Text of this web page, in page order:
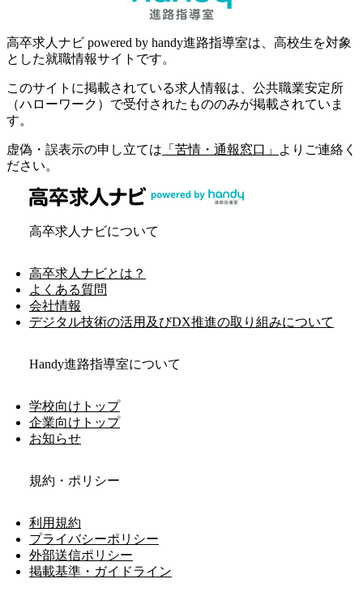
高卒求人ナビ powered by handy進路指導室は、高校生を対象
とした就職情報サイトです。
このサイトに掲載されている求人情報は、公共職業安定所
（ハローワーク）で受付されたもののみが掲載されていま
す。
虚偽・誤表示の申し立ては 「苦情・通報窓口」
よりご連絡く
ださい。
高卒求人ナビについて
高卒求人ナビとは？
よくある質問
会社情報
デジタル技術の活用及びDX推進の取り組みについて
Handy進路指導室について
学校向けトップ
企業向けトップ
お知らせ
規約・ポリシー
利用規約
プライバシーポリシー
外部送信ポリシー
掲載基準・ガイドライン